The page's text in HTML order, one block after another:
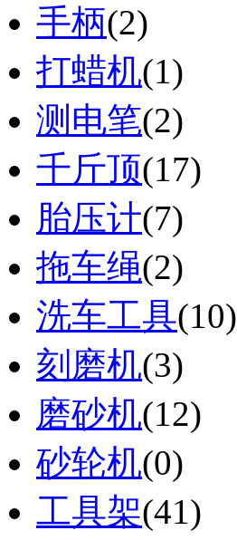
手柄(2)
打蜡机(1)
测电笔(2)
千斤顶(17)
胎压计(7)
拖车绳(2)
洗车工具(10)
刻磨机(3)
磨砂机(12)
砂轮机(0)
工具架(41)